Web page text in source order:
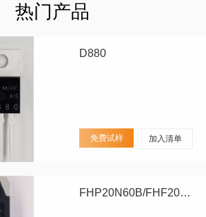
热门产品
D880
免费试样 加入清单
FHP20N60B/FHF20N60B/FHA20N60B